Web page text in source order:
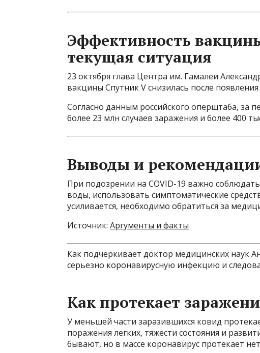
Эффективность
текущая ситуация
23 октября глава Центра им. Гамалеи
вакцины Спутник V снизилась после
Согласно данным российского оперштаба, за
более 23 млн случаев заражения и более 400
Выводы и
При подозрении на COVID-19 важно
воды, использовать симптоматические
усиливается, необходимо обратиться за
Источник: Аргументы и факты
Как подчеркивает доктор медицинских наук
серьезно коронавирусную инфекцию и
Как протекает
У меньшей части заразившихся ковид
поражения легких, тяжести состояния и
бывают, но в массе коронавирус протекает